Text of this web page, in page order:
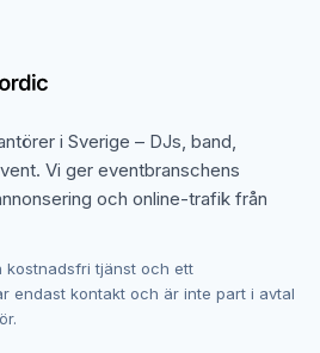
företagsfester med
företagsfester och
samarbete, tävlingsanda och
ålder och konditionsnivå.
eller som fristående
i Sverige – DJs, band,
Vi ger eventbranschens
och online-trafik från
kostnadsfri tjänst och ett
endast kontakt och är inte part i avtal